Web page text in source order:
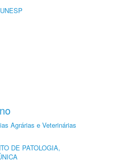
Agrárias e Veterinárias
DE PATOLOGIA,